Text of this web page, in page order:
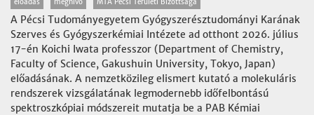
A Pécsi Tudományegyetem Gyógyszerésztudományi Karának
Szerves és Gyógyszerkémiai Intézete ad otthont 2026. július
17-én Koichi Iwata professzor (Department of Chemistry,
Faculty of Science, Gakushuin University, Tokyo, Japan)
előadásának. A nemzetközileg elismert kutató a molekuláris
rendszerek vizsgálatának legmodernebb időfelbontású
spektroszkópiai módszereit mutatja be a PAB Kémiai